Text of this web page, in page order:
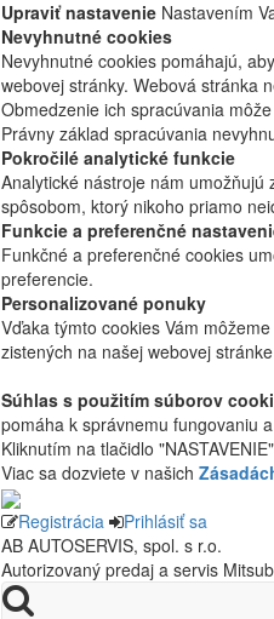
Upraviť nastavenie Nastavením
Nevyhnutné cookies
Nevyhnutné cookies pomáhajú,
webovej stránky. Webová stránka
Obmedzenie ich spracúvania
Právny základ spracúvania
Pokročilé analytické funkcie
Analytické nástroje nám
spôsobom, ktorý nikoho priamo
Funkcie a preferenčné
Funkčné a preferenčné cookies
preferencie.
Personalizované ponuky
Vďaka týmto cookies Vám
zistených na našej webovej
Súhlas s použitím súborov
pomáha k správnemu fungovaniu
Kliknutím na tlačidlo
Viac sa dozviete v našich
Registrácia
Prihlásiť sa
AB AUTOSERVIS, spol. s r.o.
Autorizovaný predaj a servis